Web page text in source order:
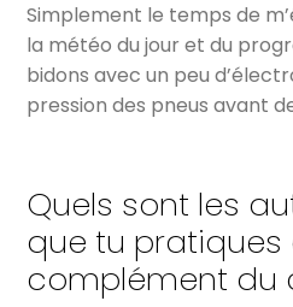
Simplement le temps de
la météo du jour et du
bidons avec un peu
pression des pneus avant
Quels sont les
que tu pratiques
complément du